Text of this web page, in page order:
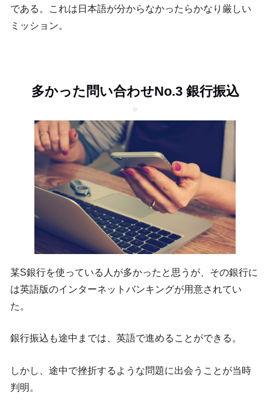
である。これは日本語が分からなかったらかなり厳しい
ミッション。
多かった問い合わせNo.3 銀行振込
某S銀行を使っている人が多かったと思うが、その銀行に
は英語版のインターネットバンキングが用意されてい
た。
銀行振込も途中までは、英語で進めることができる。
しかし、途中で挫折するような問題に出会うことが当時
判明。